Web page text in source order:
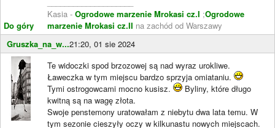
Do góry
Kasia - Ogrodowe marzenie Mrokasi cz.I ;Ogrodowe
marzenie Mrokasi cz.II na zachód od Warszawy
Gruszka_na_w...21:20, 01 sie 2024
Te widoczki spod brzozowej są nad wyraz urokliwe.
Ławeczka w tym miejscu bardzo sprzyja omiataniu.
Tymi ostrogowcami mocno kusisz.
Byliny, które długo
kwitną są na wagę złota.
Swoje penstemony uratowałam z niebytu dwa lata temu. W
tym sezonie cieszyły oczy w kilkunastu nowych miejscach.